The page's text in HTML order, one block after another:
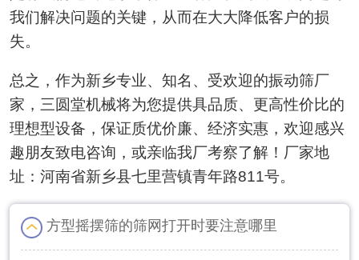
我们解决问题的关键，从而在大大降低客户的损
失。
总之，作为新乡专业、知名、受欢迎的振动筛厂
家，三圆堂机械将为您提供具品质、更高性价比的
理想型设备，保证质优价廉、经济实惠，欢迎感兴
趣朋友致电咨询，或亲临我厂考察了解！厂家地
址：河南省新乡县七里营镇青年路811号。
方型摇摆筛的筛网打开时要注意哪里